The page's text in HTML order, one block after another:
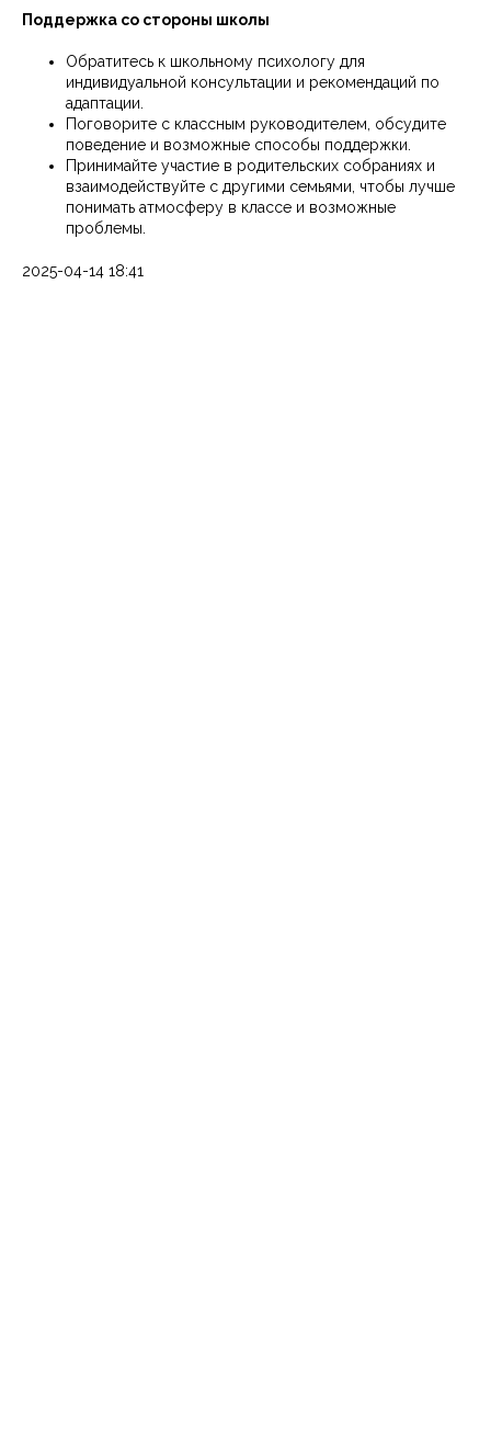
Поддержка со стороны школы
Обратитесь к школьному психологу для
индивидуальной консультации и рекомендаций по
адаптации.
Поговорите с классным руководителем, обсудите
поведение и возможные способы поддержки.
Принимайте участие в родительских собраниях и
взаимодействуйте с другими семьями, чтобы лучше
понимать атмосферу в классе и возможные
проблемы.
2025-04-14 18:41